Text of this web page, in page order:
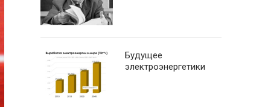
Будущее
электроэнергетики